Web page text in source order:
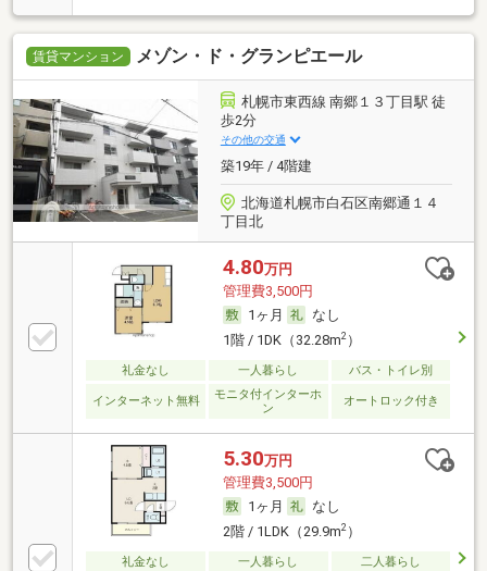
賃貸マンション メゾン・ド・グランピエール
札幌市東西線 南郷１３丁目駅 徒
歩2分
その他の交通
築19年 / 4階建
北海道札幌市白石区南郷通１４
丁目北
4.80万円
管理費3,500円
1ヶ月
なし
1階 / 1DK（32.28m2）
礼金なし 一人暮らし バス・トイレ別
インターネット無料
モニタ付インターホ
ン
オートロック付き
5.30万円
管理費3,500円
1ヶ月
なし
2階 / 1LDK（29.9m2）
礼金なし 一人暮らし
二人暮らし